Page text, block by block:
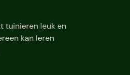
tuinieren leuk en
kan leren